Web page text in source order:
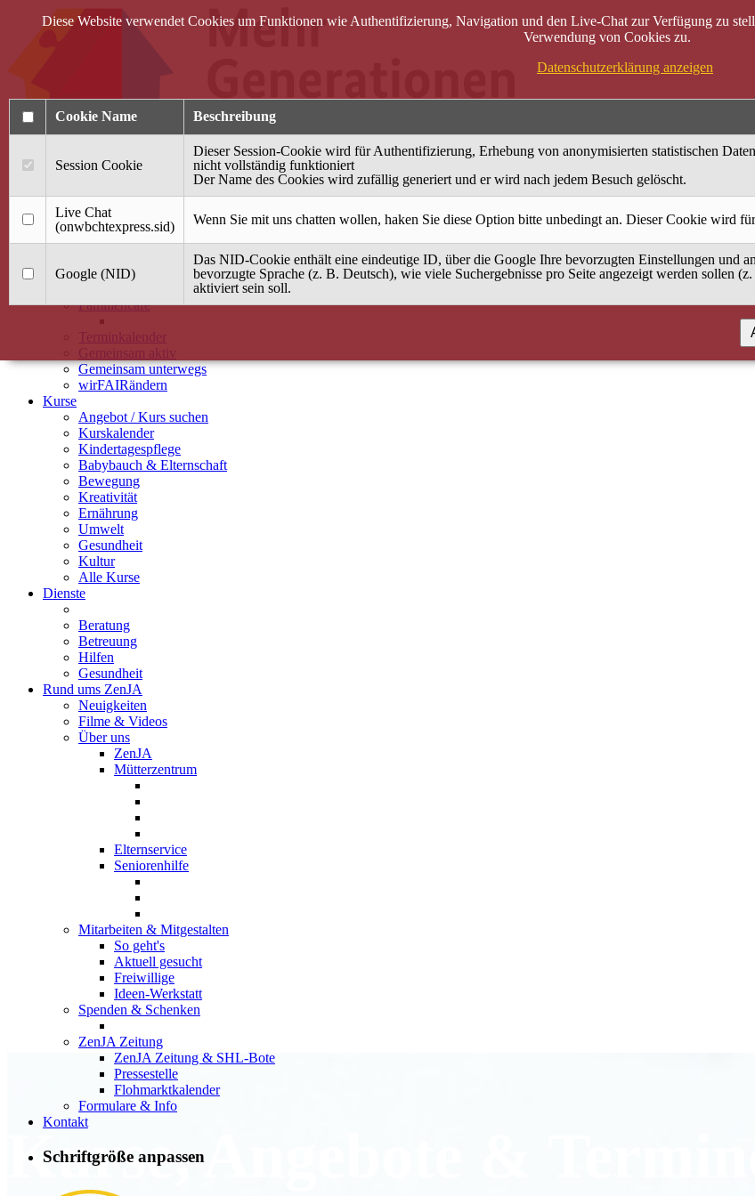
Anmelden
Startseite
Treffpunkt Jung & Alt
40 Jahre Mütterzentrum
Familiencafé
Terminkalender
Gemeinsam aktiv
Gemeinsam unterwegs
wirFAIRändern
Kurse
Angebot / Kurs suchen
Kurskalender
Kindertagespflege
Babybauch & Elternschaft
Bewegung
Kreativität
Ernährung
Umwelt
Gesundheit
Kultur
Alle Kurse
Dienste
Beratung
Betreuung
Hilfen
Gesundheit
Rund ums ZenJA
Neuigkeiten
Filme & Videos
Über uns
ZenJA
Mütterzentrum
Elternservice
Seniorenhilfe
Mitarbeiten & Mitgestalten
So geht's
Aktuell gesucht
Freiwillige
Ideen-Werkstatt
Spenden & Schenken
ZenJA Zeitung
ZenJA Zeitung & SHL-Bote
Pressestelle
Flohmarktkalender
Formulare & Info
Kontakt
Schriftgröße anpassen
Kurse, Angebote &
Diese Website verwendet Cookies um Funktionen wie Authentifizierung, Navigation und den Live-Chat zur Verfügung zu
Verwendung von Cookies zu.
Datenschutzerklärung anzeigen
Cookie Name Beschreibung
Session Cookie
Dieser Session-Cookie wird für Authentifizierung, Erhebung von anonymisierten statistischen
nicht vollständig funktioniert
Der Name des Cookies wird zufällig generiert und er wird nach jedem Besuch gelöscht.
Live Chat
(onwbchtexpress.sid)
Wenn Sie mit uns chatten wollen, haken Sie diese Option bitte unbedingt an. Dieser Cookie wird
Google (NID)
Das NID-Cookie enthält eine eindeutige ID, über die Google Ihre bevorzugten Einstellungen und
bevorzugte Sprache (z. B. Deutsch), wie viele Suchergebnisse pro Seite angezeigt werden sollen
aktiviert sein soll.